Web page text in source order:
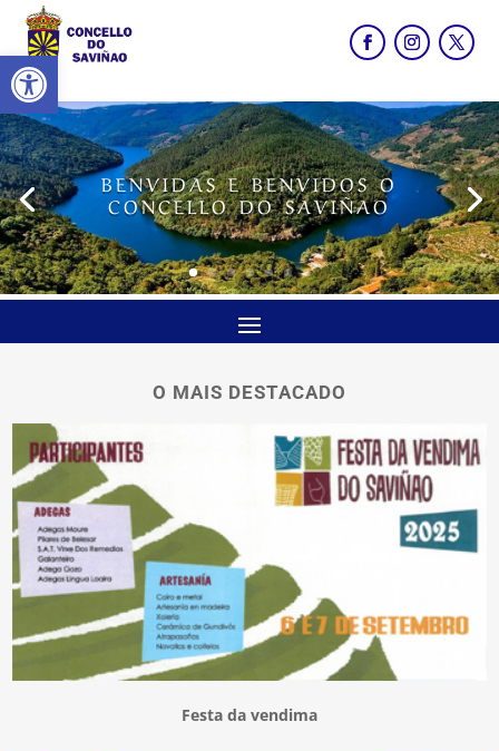
Abrir barra de ferramentas
BENVIDAS E BENVIDOS O
CONCELLO DO SAVIÑAO
O MAIS DESTACADO
Festa da vendima